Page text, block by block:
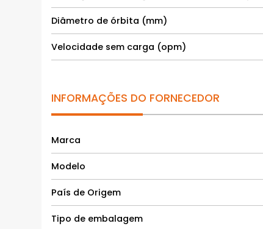
Diâmetro de órbita (mm)
Velocidade sem carga (opm)
INFORMAÇÕES DO FORNECEDOR
Marca
Modelo
País de Origem
Tipo de embalagem